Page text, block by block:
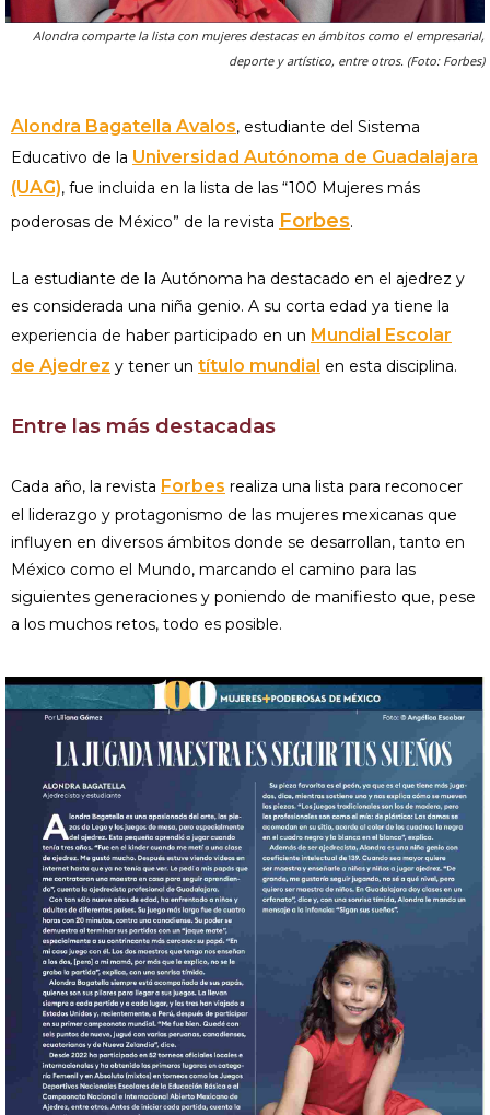
Alondra comparte la lista con mujeres destacas en ámbitos como el empresarial,
deporte y artístico, entre otros. (Foto: Forbes)
Alondra Bagatella Avalos, estudiante del Sistema
Educativo de la Universidad Autónoma de Guadalajara
(UAG), fue incluida en la lista de las “100 Mujeres más
poderosas de México” de la revista Forbes.
La estudiante de la Autónoma ha destacado en el ajedrez y
es considerada una niña genio. A su corta edad ya tiene la
experiencia de haber participado en un Mundial Escolar
de Ajedrez y tener un título mundial en esta disciplina.
Entre las más destacadas
Cada año, la revista Forbes realiza una lista para reconocer
el liderazgo y protagonismo de las mujeres mexicanas que
influyen en diversos ámbitos donde se desarrollan, tanto en
México como el Mundo, marcando el camino para las
siguientes generaciones y poniendo de manifiesto que, pese
a los muchos retos, todo es posible.